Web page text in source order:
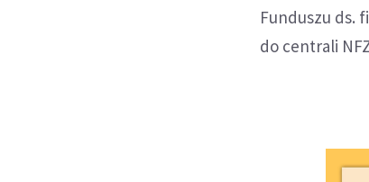
Funduszu ds.
do centrali